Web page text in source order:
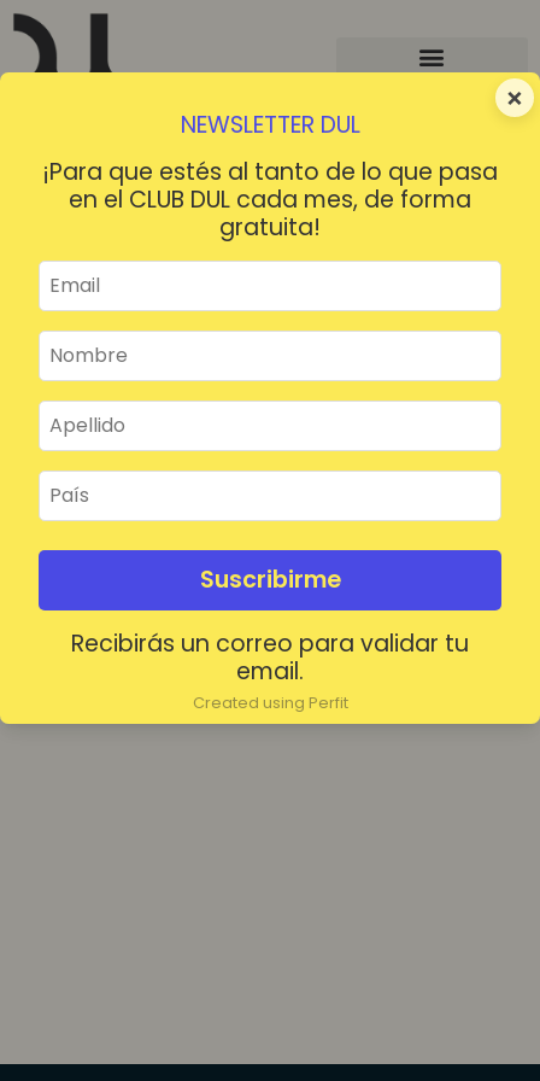
×
NEWSLETTER DUL
¡Para que estés al tanto de lo que pasa
en el CLUB DUL cada mes, de forma
gratuita!
Suscribirme
Recibirás un correo para validar tu
email.
Created using Perfit
¡HOLA!
Mantenerme conectado
Acceder